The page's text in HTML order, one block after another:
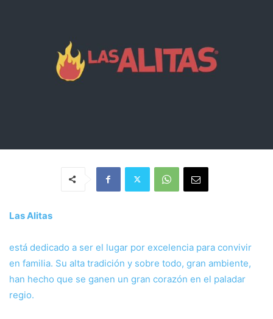
Las Alitas
está dedicado a ser el lugar por excelencia para convivir
en familia. Su alta tradición y sobre todo, gran ambiente,
han hecho que se ganen un gran corazón en el paladar
regio.